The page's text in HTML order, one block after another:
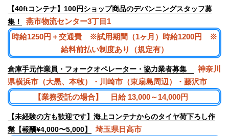
【40ftコンテナ】100円ショップ商品のデバンニングスタッフ募
集！
燕市物流センター3丁目1
時給1250円＋交通費 ※試用期間（1ヶ月）時給1200円 ※
給料前払い制度あり（規定有）
倉庫手元作業員・フォークオペレーター・協力業者募集
神奈川
県横浜市（大黒、本牧）・川崎市（東扇島周辺）・藤沢市
【業務委託の場合】 日給 13,000～14,000円
【未経験の方も歓迎です】海上コンテナからのタイヤ荷下ろし作
業【報酬¥4,000〜5,000】
埼玉県日高市